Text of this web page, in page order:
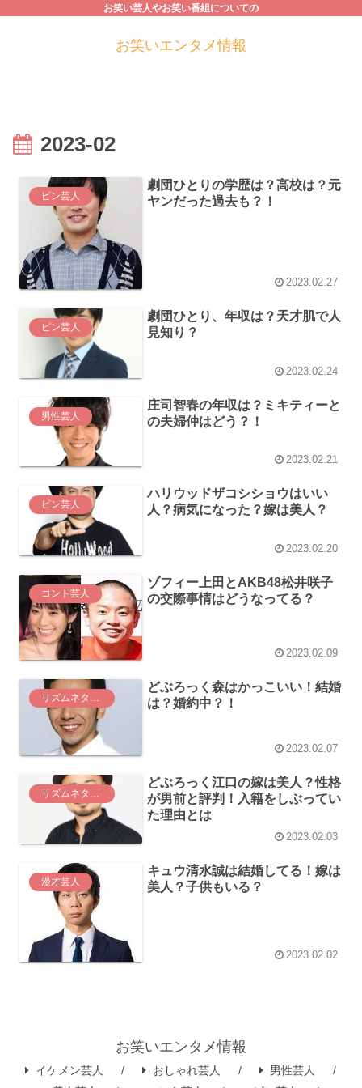
お笑い芸人やお笑い番組についての
お笑いエンタメ情報
2023-02
ピン芸人
劇団ひとりの学歴は？高校は？元
ヤンだった過去も？！
2023.02.27
ピン芸人
劇団ひとり、年収は？天才肌で人
見知り？
2023.02.24
男性芸人
庄司智春の年収は？ミキティーと
の夫婦仲はどう？！
2023.02.21
ピン芸人
ハリウッドザコシショウはいい
人？病気になった？嫁は美人？
2023.02.20
コント芸人
ゾフィー上田とAKB48松井咲子
の交際事情はどうなってる？
2023.02.09
リズムネタ芸人
どぶろっく森はかっこいい！結婚
は？婚約中？！
2023.02.07
どぶろっく江口の嫁は美人？性格
が男前と評判！入籍をしぶってい
た理由とは
2023.02.03
漫才芸人
キュウ清水誠は結婚してる！嫁は
美人？子供もいる？
2023.02.02
お笑いエンタメ情報
イケメン芸人 おしゃれ芸人
男性芸人